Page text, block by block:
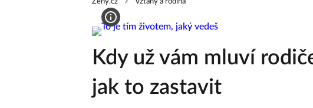
Kdy už vám mluví
jak to zastavit